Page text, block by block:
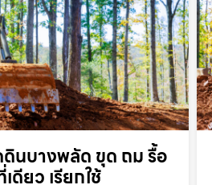
ดินบางพลัด ขุด ถม รื้อ
ดียว เรียกใช้